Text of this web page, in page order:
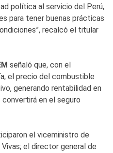
política al servicio del Perú,
para tener buenas prácticas
recalcó el titular
señaló que, con el
el precio del combustible
generando rentabilidad en
convertirá en el seguro
el viceministro de
el director general de